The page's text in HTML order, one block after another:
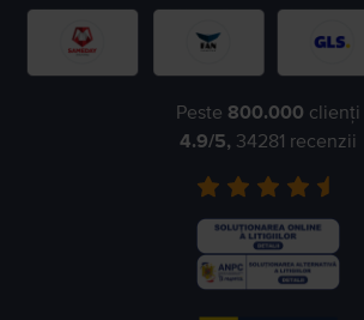
Peste 800.000 clienți
4.9/5, 34281 recenzii